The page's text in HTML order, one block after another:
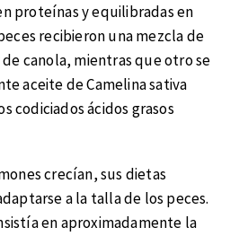
proteínas y equilibradas en
recibieron una mezcla de
canola, mientras que otro se
aceite de Camelina sativa
codiciados ácidos grasos
crecían, sus dietas
a la talla de los peces.
en aproximadamente la